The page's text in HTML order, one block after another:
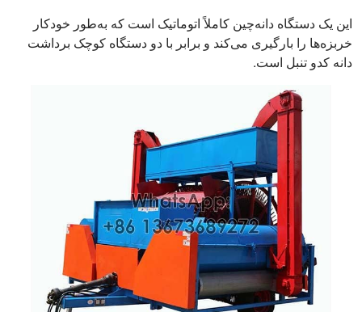
این یک دستگاه دانه‌چین کاملاً اتوماتیک است که به‌طور خودکار
خربزه‌ها را بارگیری می‌کند و برابر با دو دستگاه کوچک برداشت
دانه کدو تنبل است.